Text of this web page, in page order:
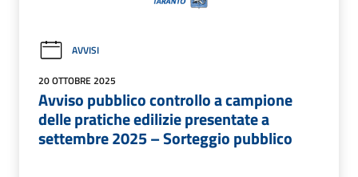
AVVISI
20 OTTOBRE 2025
Avviso pubblico controllo a campione
delle pratiche edilizie presentate a
settembre 2025 – Sorteggio pubblico